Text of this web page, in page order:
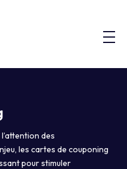
des
les cartes de couponing
pour stimuler